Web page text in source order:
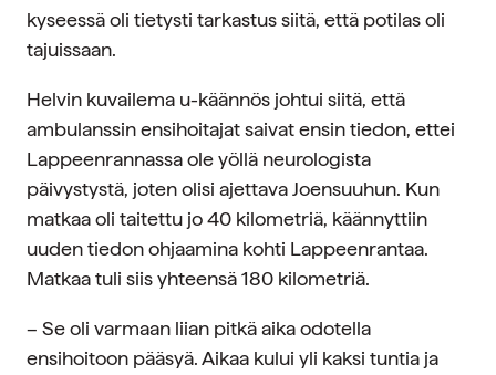
kyseessä oli tietysti tarkastus siitä, että potilas oli
tajuissaan.
Helvin kuvailema u-käännös johtui siitä, että
ambulanssin ensihoitajat saivat ensin tiedon, ettei
Lappeenrannassa ole yöllä neurologista
päivystystä, joten olisi ajettava Joensuuhun. Kun
matkaa oli taitettu jo 40 kilometriä, käännyttiin
uuden tiedon ohjaamina kohti Lappeenrantaa.
Matkaa tuli siis yhteensä 180 kilometriä.
– Se oli varmaan liian pitkä aika odotella
ensihoitoon pääsyä. Aikaa kului yli kaksi tuntia ja